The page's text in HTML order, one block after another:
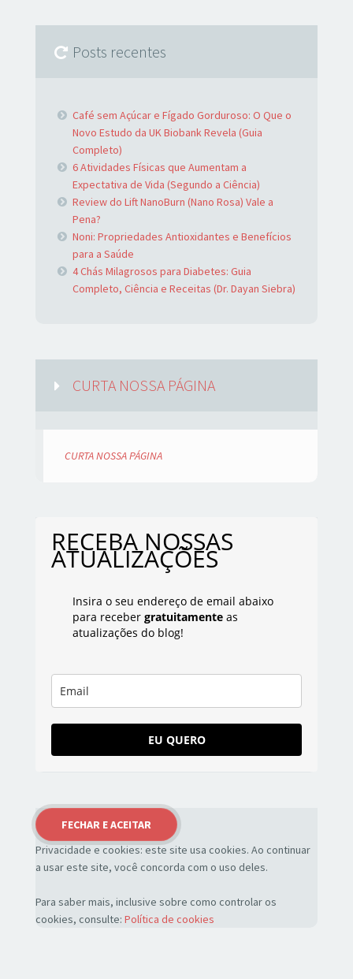
Posts recentes
Café sem Açúcar e Fígado Gorduroso: O Que o
Novo Estudo da UK Biobank Revela (Guia
Completo)
6 Atividades Físicas que Aumentam a
Expectativa de Vida (Segundo a Ciência)
Review do Lift NanoBurn (Nano Rosa) Vale a
Pena?
Noni: Propriedades Antioxidantes e Benefícios
para a Saúde
4 Chás Milagrosos para Diabetes: Guia
Completo, Ciência e Receitas (Dr. Dayan Siebra)
CURTA NOSSA PÁGINA
CURTA NOSSA PÁGINA
RECEBA NOSSAS
ATUALIZAÇÕES
Insira o seu endereço de email abaixo
para receber gratuitamenteas
atualizações do blog!
EU QUERO
Privacidade e cookies: este site usa cookies. Ao continuar
a usar este site, você concorda com o uso deles.
Para saber mais, inclusive sobre como controlar os
cookies, consulte: Política de cookies